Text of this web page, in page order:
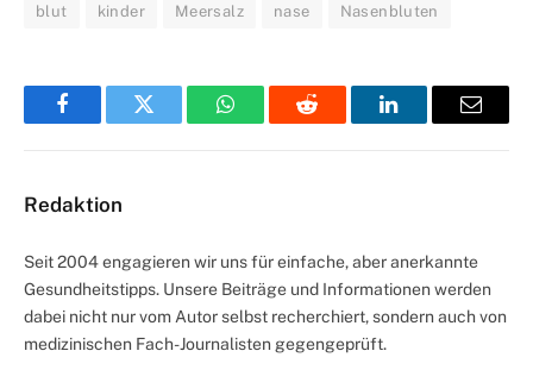
blut kinder Meersalz nase Nasenbluten
FacebookTwitter WhatsAppReddit LinkedInEmail
Redaktion
Seit 2004 engagieren wir uns für einfache, aber anerkannte
Gesundheitstipps. Unsere Beiträge und Informationen werden
dabei nicht nur vom Autor selbst recherchiert, sondern auch von
medizinischen Fach-Journalisten gegengeprüft.